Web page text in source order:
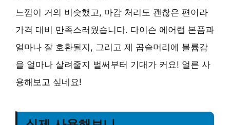
느낌이 거의 비슷했고, 마감 처리도 괜찮은 편이라
가격 대비 만족스러웠습니다. 다이슨 에어랩 본품과
얼마나 잘 호환될지, 그리고 제 곱슬머리에 볼륨감
을 얼마나 살려줄지 벌써부터 기대가 커요! 얼른 사
용해보고 싶네요!